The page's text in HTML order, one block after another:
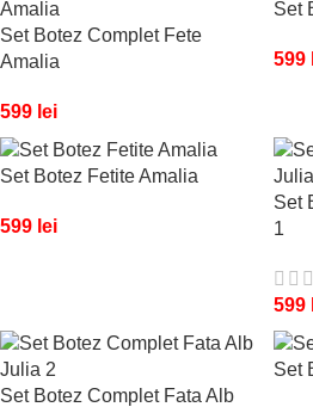
Set Botez Complet Fete
Amalia
599 lei
Set
599
Set Botez Fetite Amalia
599 lei
Set
1
599
Set Botez Complet Fata Alb
Set